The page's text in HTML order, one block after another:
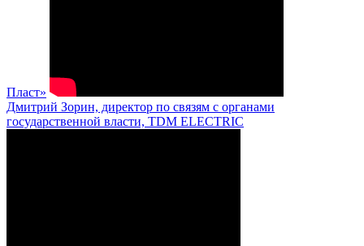
Пласт»
Дмитрий Зорин, директор по связям с органами
государственной власти, TDM ELECTRIC